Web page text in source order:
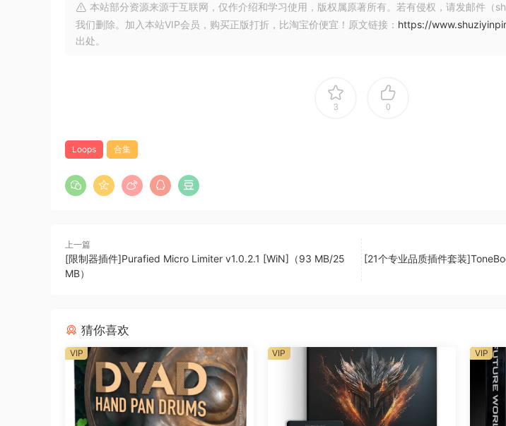
全部完美标记用于 Cubase 和 Nuendo 中的 MediaBay
这些鼓舞人心的鼓演奏可产生丰富浑厚的声音，无需进一步处理。使用它们作为音轨的
Pro Drums Metal：17 GB 14233 个循环
录音设计的房间中完成的，使用了 20 个不同的麦克风
您一直想与之一起即兴演奏的鼓手！这个库专注于 20 世纪 60 年代和 70 年代的经典
密的凹槽和对“一”拍的强调。每个鼓和钹都被隔离，以实现典型的干净而紧密的 funk 声
密的凹槽和对“一”拍的强调。每个鼓和钹都被隔离，以实现典型的干净而紧密的 funk 声
Pro Drums 80s：17.5 GB 12787
个循环 结合采样的电子 Simmons 鼓组和该时代的原声鼓组，创建来自 20 世纪 80 年
方向之一，或获得以 60 BPM 到 200 BPM 的速度录制的鼓循环的出色混合声音。Pro
本站部分资源来源于互联网，仅作介绍和学习使用，版权属原著所有。若有侵权，请发邮件（
我们删除。加入本站VIP会员，购买正版打折，比淘宝价便宜！原文链接： https://
出处。
3 0
Loops 合集
上一篇
[限制器插件]Purafied Micro Limiter v1.0.2.1 [WiN]（93 MB/25
MB）
[21个专业品质插件套装
猜你喜欢
VIP VIP VIP